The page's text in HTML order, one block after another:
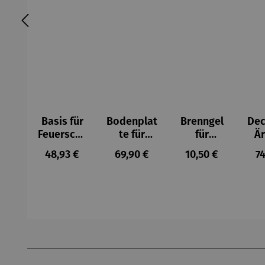
Basis für
Feuerscha
len rund -
Ø 80 cm
Regulärer Preis:
48,93 €
Bodenplat
te für
Feuerkorb
rund Ø 70
Regulärer Preis:
69,90 €
Brenngel
für
Gelfeuerst
elle -
Regulärer Preis:
10,50 €